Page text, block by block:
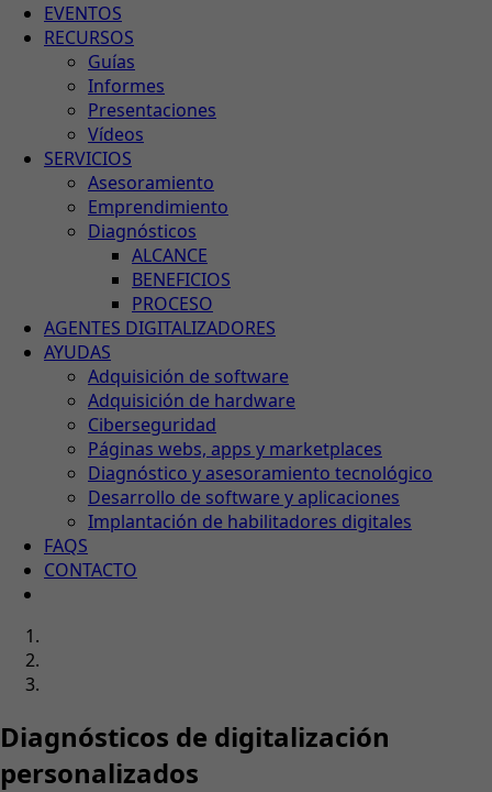
EVENTOS
RECURSOS
Guías
Informes
Presentaciones
Vídeos
SERVICIOS
Asesoramiento
Emprendimiento
Diagnósticos
ALCANCE
BENEFICIOS
PROCESO
AGENTES DIGITALIZADORES
AYUDAS
Adquisición de software
Adquisición de hardware
Ciberseguridad
Páginas webs, apps y marketplaces
Diagnóstico y asesoramiento tecnológico
Desarrollo de software y aplicaciones
Implantación de habilitadores digitales
FAQS
CONTACTO
Diagnósticos de digitalización
personalizados